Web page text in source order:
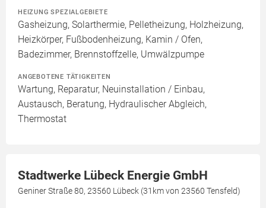
HEIZUNG SPEZIALGEBIETE
Gasheizung, Solarthermie, Pelletheizung, Holzheizung,
Heizkörper, Fußbodenheizung, Kamin / Ofen,
Badezimmer, Brennstoffzelle, Umwälzpumpe
ANGEBOTENE TÄTIGKEITEN
Wartung, Reparatur, Neuinstallation / Einbau,
Austausch, Beratung, Hydraulischer Abgleich,
Thermostat
Stadtwerke Lübeck Energie GmbH
Geniner Straße 80, 23560 Lübeck (31km von 23560 Tensfeld)